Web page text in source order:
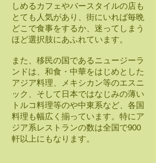
しめるカフェやバースタイルの店も
とても人気があり、街にいれば毎晩
どこで食事をするか、迷ってしまう
ほど選択肢にあふれています。
また、移民の国であるニュージーラ
ンドは、和食・中華をはじめとした
アジア料理、メキシカン等のエスニ
ック、そして日本ではなじみの薄い
トルコ料理等のや中東系など、各国
料理も幅広く揃っています。特にア
ジア系レストランの数は全国で900
軒以上にもなります。